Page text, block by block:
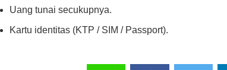
Uang tunai secukupnya.
Kartu identitas (KTP / SIM / Passport).